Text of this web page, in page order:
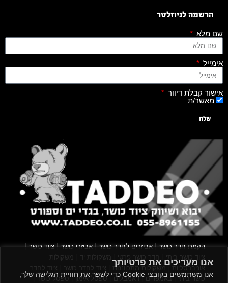
אנו מעריכים את פרטיותך
אנו משתמשים בקובצי Cookie כדי לשפר את חוויית הגלישה שלך,
הרשמה לניוזלטר
שם מלא
אימייל
אישור קבלת דיוור
מאשר/ת
שלח
הקמת חדר כושר|אביזרים לחדר כושר|אביזרי כושר|ציוד כושר|
ציוד כושר ביתי חדר כושר פרטי משקולות יד
משקולות
אוניברסליות |משקולות מתכווננות ציוד לחדר כושר
ציוד לחדר
כושר ביתי|באמפרים |דאמבלים |ספסל אימון | ספסל כושר|